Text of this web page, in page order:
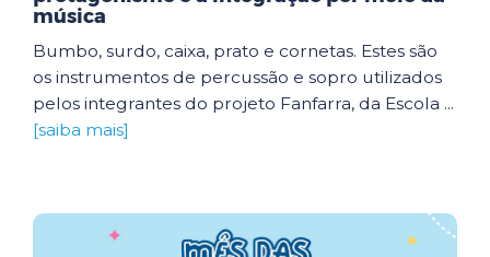
música
Bumbo, surdo, caixa, prato e cornetas. Estes são
os instrumentos de percussão e sopro utilizados
pelos integrantes do projeto Fanfarra, da Escola ...
[saiba mais]